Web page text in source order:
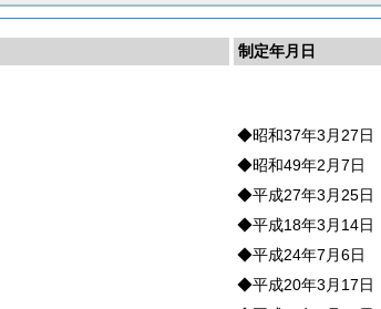
制定年月日
◆昭和37年3月27日
◆昭和49年2月7日
◆平成27年3月25日
◆平成18年3月14日
◆平成24年7月6日
◆平成20年3月17日